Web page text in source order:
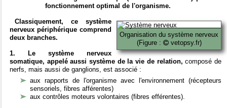
fonctionnement optimal de l'organisme.
Organisation du système nerveux
(Figure :
vetopsy.fr)
Classiquement, ce système
nerveux périphérique comprend
deux branches.
1. Le système nerveux
somatique, appelé aussi système de la vie de relation, composé de
nerfs, mais aussi de ganglions, est associé :
aux rapports de l'organisme avec l'environnement (récepteurs
sensoriels, fibres afférentes)
aux contrôles moteurs volontaires (fibres efférentes).